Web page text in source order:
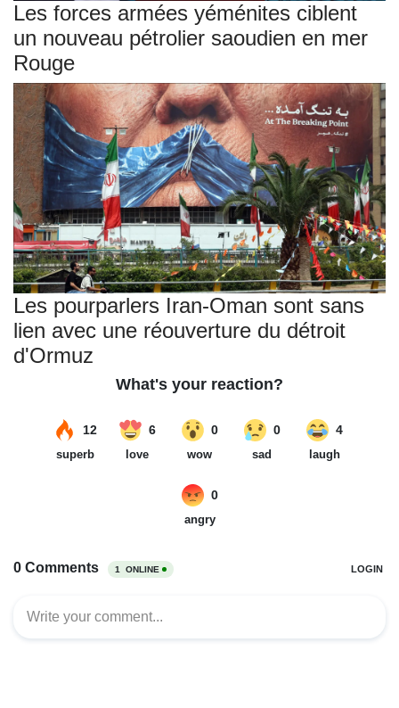
Les forces armées yéménites ciblent
un nouveau pétrolier saoudien en mer
Rouge
Les pourparlers Iran-Oman sont sans
lien avec une réouverture du détroit
d'Ormuz